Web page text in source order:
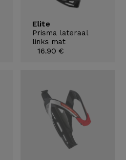
Elite
Prisma lateraal
links mat
16.90 €